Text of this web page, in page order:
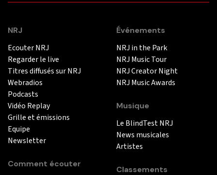
NRJ
Ecouter NRJ
Regarder le live
Titres diffusés sur NRJ
Webradios
Podcasts
Vidéo Replay
Grille et émissions
Equipe
Newsletter
Comment écouter
Événements
NRJ in the Park
NRJ Music Tour
NRJ Creator Night
NRJ Music Awards
Musique
Le BlindTest NRJ
News musicales
Artistes
Classements